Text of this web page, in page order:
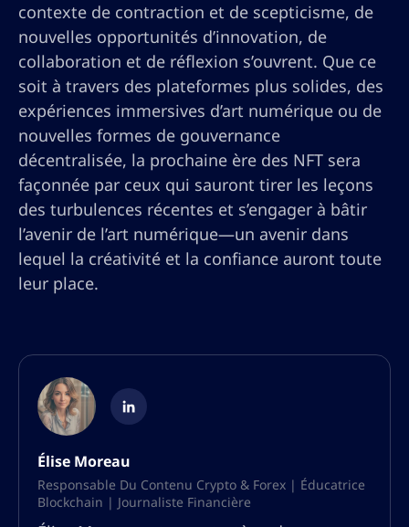
contexte de contraction et de scepticisme, de
nouvelles opportunités d’innovation, de
collaboration et de réflexion s’ouvrent. Que ce
soit à travers des plateformes plus solides, des
expériences immersives d’art numérique ou de
nouvelles formes de gouvernance
décentralisée, la prochaine ère des NFT sera
façonnée par ceux qui sauront tirer les leçons
des turbulences récentes et s’engager à bâtir
l’avenir de l’art numérique—un avenir dans
lequel la créativité et la confiance auront toute
leur place.
Élise Moreau
Responsable Du Contenu Crypto & Forex | Éducatrice
Blockchain | Journaliste Financière